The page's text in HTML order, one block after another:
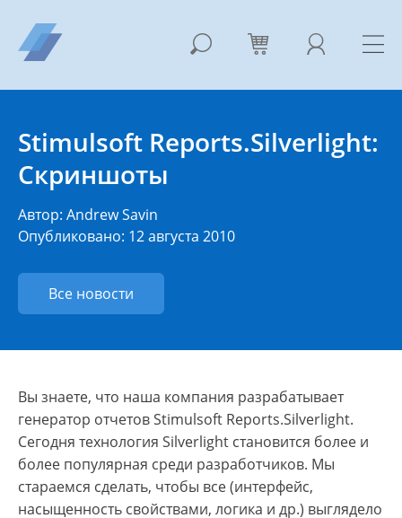
Stimulsoft Reports.Silverlight:
Скриншоты
Автор: Andrew Savin
Опубликовано: 12 августа 2010
Все новости
Вы знаете, что наша компания разрабатывает
генератор отчетов Stimulsoft Reports.Silverlight.
Сегодня технология Silverlight становится более и
более популярная среди разработчиков. Мы
стараемся сделать, чтобы все (интерфейс,
насыщенность свойствами, логика и др.) выглядело